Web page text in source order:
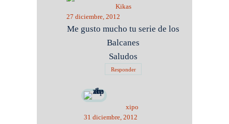
Kikas
27 diciembre, 2012
Me gusto mucho tu serie de los
Balcanes
Saludos
Responder
xipo
31 diciembre, 2012